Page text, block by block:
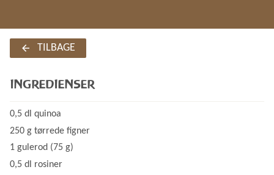
TILBAGE
INGREDIENSER
0,5 dl quinoa
250 g tørrede figner
1 gulerod (75 g)
0,5 dl rosiner